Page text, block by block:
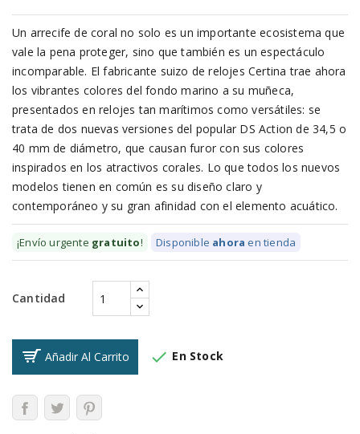
Un arrecife de coral no solo es un importante ecosistema que
vale la pena proteger, sino que también es un espectáculo
incomparable. El fabricante suizo de relojes Certina trae ahora
los vibrantes colores del fondo marino a su muñeca,
presentados en relojes tan marítimos como versátiles: se
trata de dos nuevas versiones del popular DS Action de 34,5 o
40 mm de diámetro, que causan furor con sus colores
inspirados en los atractivos corales. Lo que todos los nuevos
modelos tienen en común es su diseño claro y
contemporáneo y su gran afinidad con el elemento acuático.
¡Envío urgente gratuito! Disponible ahora en tienda
Cantidad
Añadir Al Carrito  En Stock